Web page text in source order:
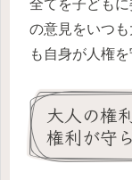
全てを子ども
の意見をいつ
も自身が人権
大人の権
権利が守